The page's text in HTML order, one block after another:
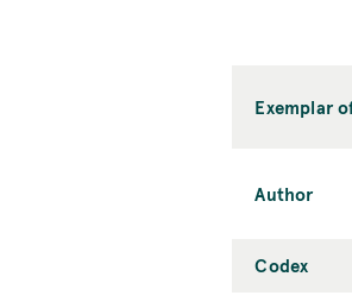
Exemplar
Author
Codex